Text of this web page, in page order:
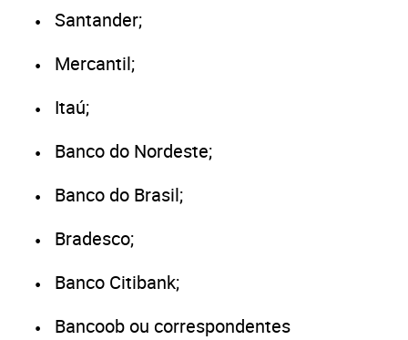
Santander;
Mercantil;
Itaú;
Banco do Nordeste;
Banco do Brasil;
Bradesco;
Banco Citibank;
Bancoob ou correspondentes